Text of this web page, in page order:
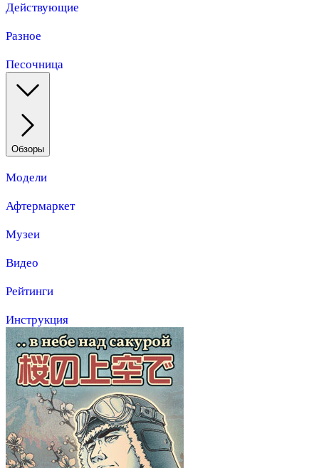
Действующие
Разное
Песочница
Обзоры
Модели
Афтермаркет
Музеи
Видео
Рейтинги
Инструкция